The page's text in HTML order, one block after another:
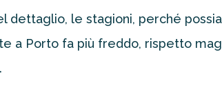
dettaglio, le stagioni, perché
a Porto fa più freddo, rispetto